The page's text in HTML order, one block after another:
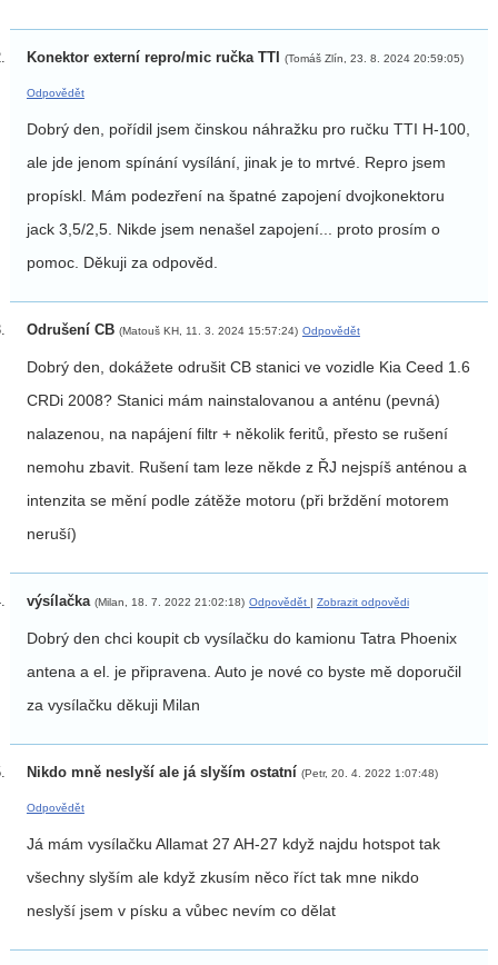
Konektor externí repro/mic ručka TTI (Tomáš Zlín, 23. 8. 2024 20:59:05)
Odpovědět
Dobrý den, pořídil jsem činskou náhražku pro ručku TTI H-100,
ale jde jenom spínání vysílání, jinak je to mrtvé. Repro jsem
propískl. Mám podezření na špatné zapojení dvojkonektoru
jack 3,5/2,5. Nikde jsem nenašel zapojení... proto prosím o
pomoc. Děkuji za odpověd.
Odrušení CB (Matouš KH, 11. 3. 2024 15:57:24) Odpovědět
Dobrý den, dokážete odrušit CB stanici ve vozidle Kia Ceed 1.6
CRDi 2008? Stanici mám nainstalovanou a anténu (pevná)
nalazenou, na napájení filtr + několik feritů, přesto se rušení
nemohu zbavit. Rušení tam leze někde z ŘJ nejspíš anténou a
intenzita se mění podle zátěže motoru (při brždění motorem
neruší)
výsílačka (Milan, 18. 7. 2022 21:02:18) Odpovědět | Zobrazit odpovědi
Dobrý den chci koupit cb vysílačku do kamionu Tatra Phoenix
antena a el. je připravena. Auto je nové co byste mě doporučil
za vysílačku děkuji Milan
Nikdo mně neslyší ale já slyším ostatní (Petr, 20. 4. 2022 1:07:48)
Odpovědět
Já mám vysílačku Allamat 27 AH-27 když najdu hotspot tak
všechny slyším ale když zkusím něco říct tak mne nikdo
neslyší jsem v písku a vůbec nevím co dělat